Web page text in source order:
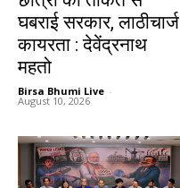
घबराई सरकार, लाठीचार्ज
कायरता : देवेंद्रनाथ
महतो
Birsa Bhumi Live -
August 10, 2026